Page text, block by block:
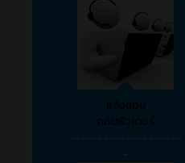
แจ้งซ่อม
คอมพิวเตอร์
--------------------
-